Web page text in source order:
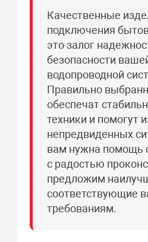
Качественные
подключения
это залог
безопасности
водопроводной
Правильно
обеспечат
техники и помогут
непредвиденных
вам нужна помощь
с радостью
предложим
соответствующие
требованиям.